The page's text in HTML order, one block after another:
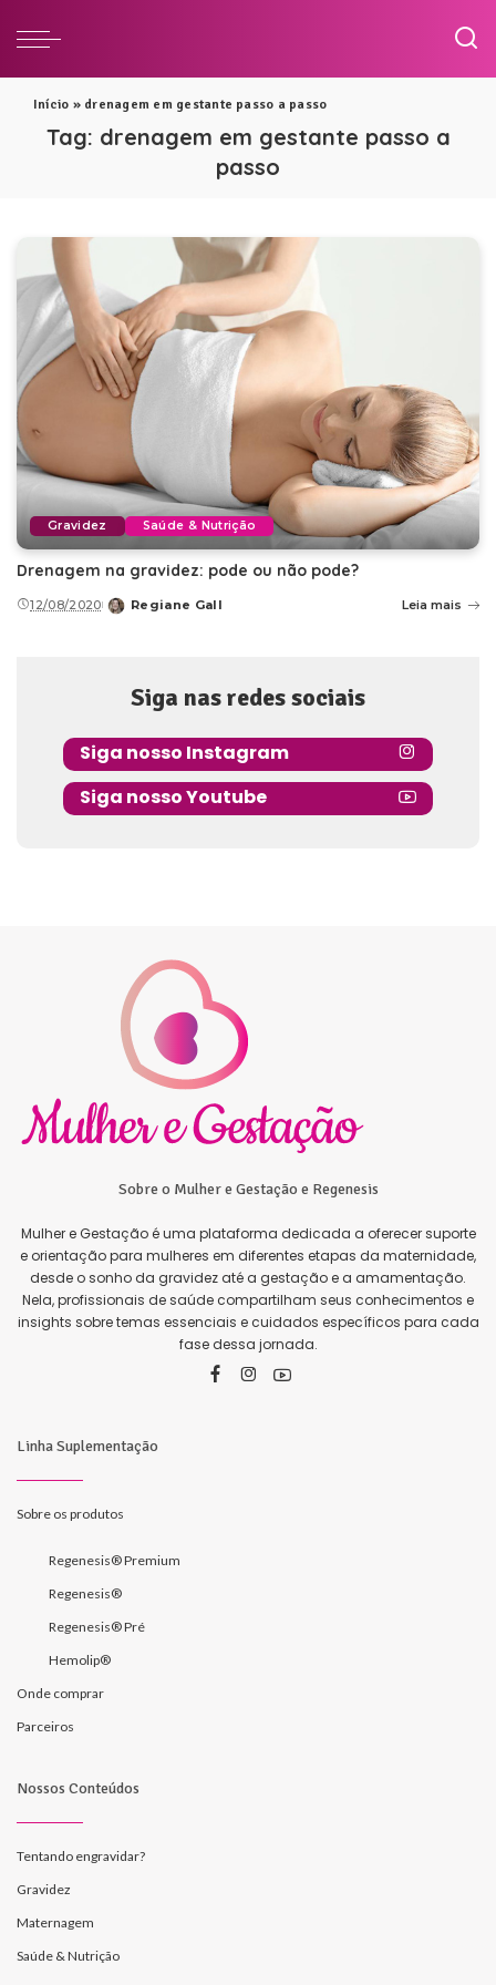
Início » drenagem em gestante passo a passo
Tag: drenagem em gestante passo a
passo
Gravidez Saúde & Nutrição
Drenagem na gravidez: pode ou não pode?
12/08/2020
Posted
Regiane Gall Leia mais
Siga nas redes sociais
Siga nosso Instagram
Siga nosso Youtube
Sobre o Mulher e Gestação e Regenesis
Mulher e Gestação é uma plataforma dedicada a oferecer suporte
e orientação para mulheres em diferentes etapas da maternidade,
desde o sonho da gravidez até a gestação e a amamentação.
Nela, profissionais de saúde compartilham seus conhecimentos e
insights sobre temas essenciais e cuidados específicos para cada
fase dessa jornada.
Linha Suplementação
Sobre os produtos
Regenesis® Premium
Regenesis®
Regenesis® Pré
Hemolip®
Onde comprar
Parceiros
Nossos Conteúdos
Tentando engravidar?
Gravidez
Maternagem
Saúde & Nutrição